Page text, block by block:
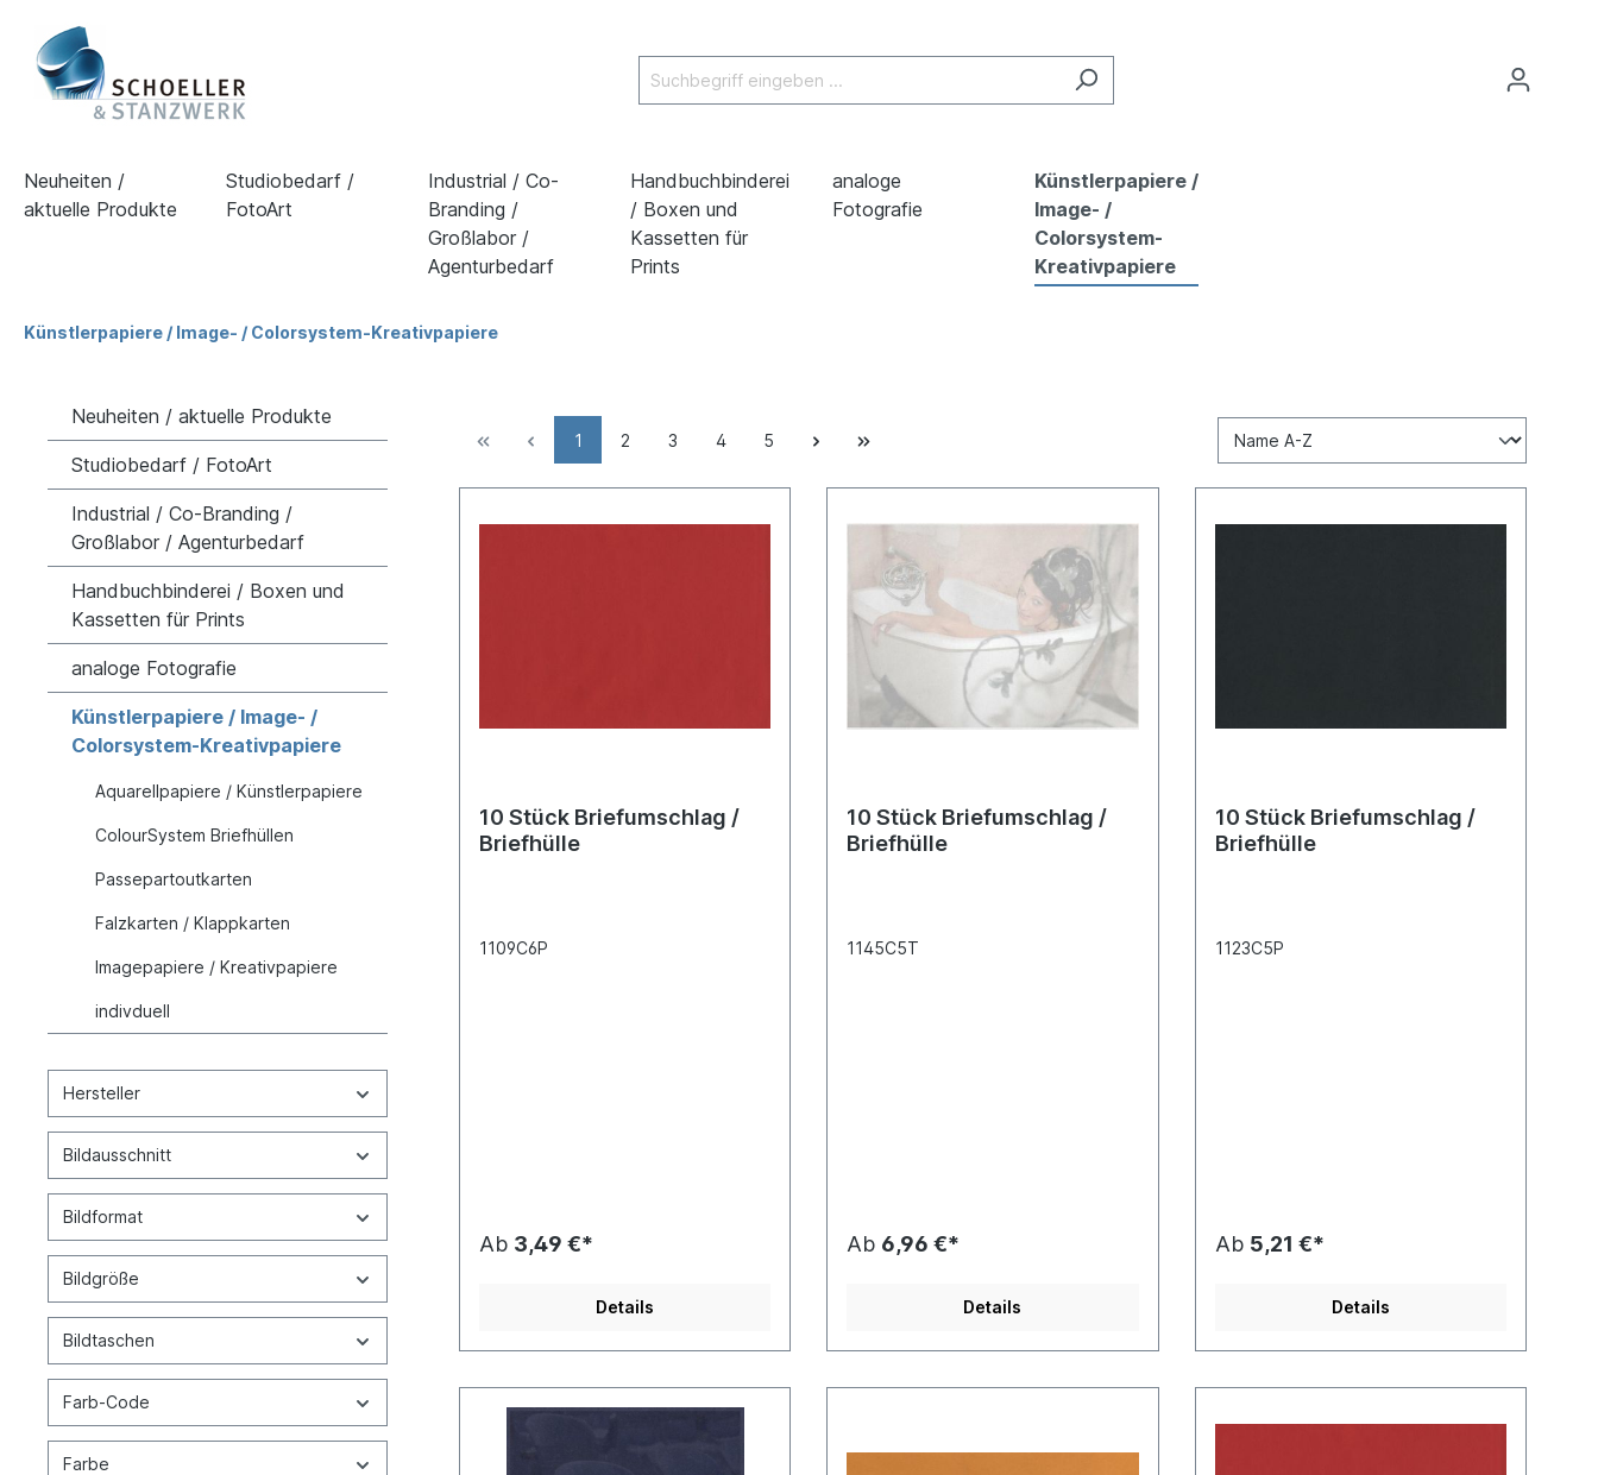
Neuheiten /
aktuelle Produkte
Studiobedarf /
FotoArt
Industrial / Co-
Branding /
Großlabor /
Agenturbedarf
Handbuchbinderei
/ Boxen und
Kassetten für
Prints
analoge
Fotografie
Künstlerpapiere /
Image- /
Colorsystem-
Kreativpapiere
Künstlerpapiere / Image- / Colorsystem-Kreativpapiere
Neuheiten / aktuelle Produkte
Studiobedarf / FotoArt
Industrial / Co-Branding /
Großlabor / Agenturbedarf
Handbuchbinderei / Boxen und
Kassetten für Prints
analoge Fotografie
Künstlerpapiere / Image- /
Colorsystem-Kreativpapiere
Aquarellpapiere / Künstlerpapiere
ColourSystem Briefhüllen
Passepartoutkarten
Falzkarten / Klappkarten
Imagepapiere / Kreativpapiere
indivduell
Hersteller
Bildausschnitt
Bildformat
Bildgröße
Bildtaschen
Farb-Code
Farbe
1 2 3 4 5
10 Stück Briefumschlag /
Briefhülle
1109C6P
Ab 3,49 €*
Details
10 Stück Briefumschlag /
Briefhülle
1145C5T
Ab 6,96 €*
Details
10 Stück Briefumschlag /
Briefhülle
1123C5P
Ab 5,21 €*
Details